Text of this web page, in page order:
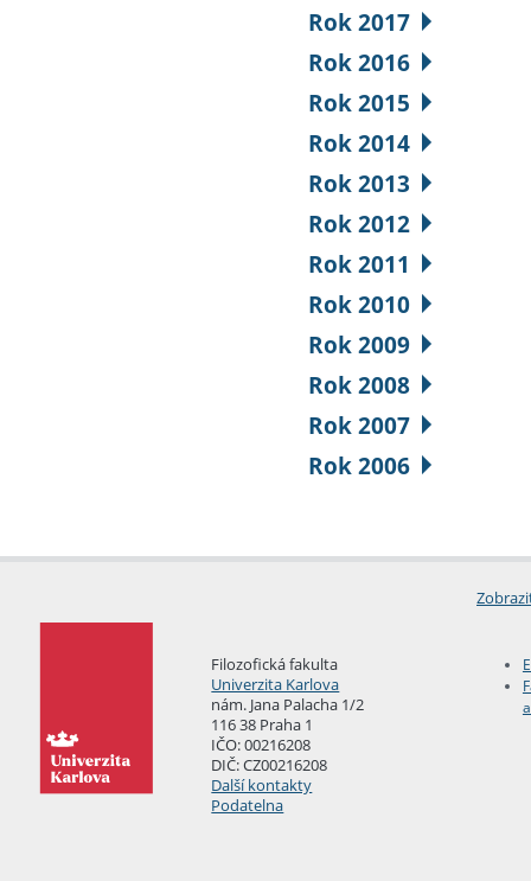
Rok 2017
Rok 2016
Rok 2015
Rok 2014
Rok 2013
Rok 2012
Rok 2011
Rok 2010
Rok 2009
Rok 2008
Rok 2007
Rok 2006
Filozofická fakulta
Univerzita Karlova
nám. Jana Palacha 1/2
116 38 Praha 1
IČO: 00216208
DIČ: CZ00216208
Další kontakty
Podatelna